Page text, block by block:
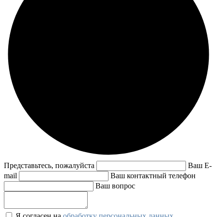
Представьтесь, пожалуйста
Ваш E-
mail
Ваш контактный телефон
Ваш вопрос